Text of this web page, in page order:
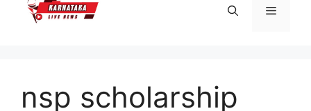
content
Menu
nsp scholarship